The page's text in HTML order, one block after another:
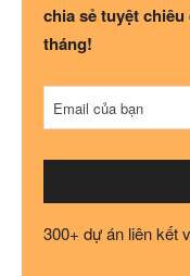
chia sẻ tuyệt
tháng!
Email *
Email của bạn
300+ dự án liên kết